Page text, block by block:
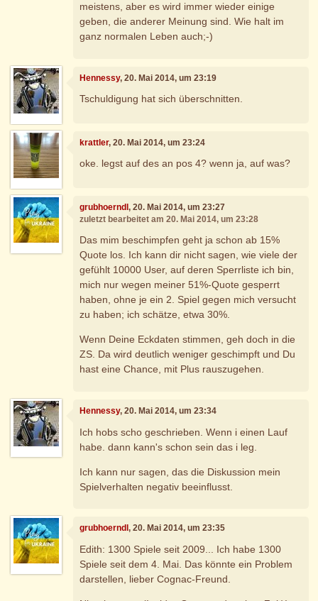
meistens, aber es wird immer wieder einige
geben, die anderer Meinung sind. Wie halt im
ganz normalen Leben auch;-)
Hennessy, 20. Mai 2014, um 23:19
Tschuldigung hat sich überschnitten.
krattler, 20. Mai 2014, um 23:24
oke. legst auf des an pos 4? wenn ja, auf was?
grubhoerndl, 20. Mai 2014, um 23:27
zuletzt bearbeitet am 20. Mai 2014, um 23:28
Das mim beschimpfen geht ja schon ab 15%
Quote los. Ich kann dir nicht sagen, wie viele der
gefühlt 10000 User, auf deren Sperrliste ich bin,
mich nur wegen meiner 51%-Quote gesperrt
haben, ohne je ein 2. Spiel gegen mich versucht
zu haben; ich schätze, etwa 30%.
Wenn Deine Eckdaten stimmen, geh doch in die
ZS. Da wird deutlich weniger geschimpft und Du
hast eine Chance, mit Plus rauszugehen.
Hennessy, 20. Mai 2014, um 23:34
Ich hobs scho geschrieben. Wenn i einen Lauf
habe. dann kann's schon sein das i leg.
Ich kann nur sagen, das die Diskussion mein
Spielverhalten negativ beeinflusst.
grubhoerndl, 20. Mai 2014, um 23:35
Edith: 1300 Spiele seit 2009... Ich habe 1300
Spiele seit dem 4. Mai. Das könnte ein Problem
darstellen, lieber Cognac-Freund.